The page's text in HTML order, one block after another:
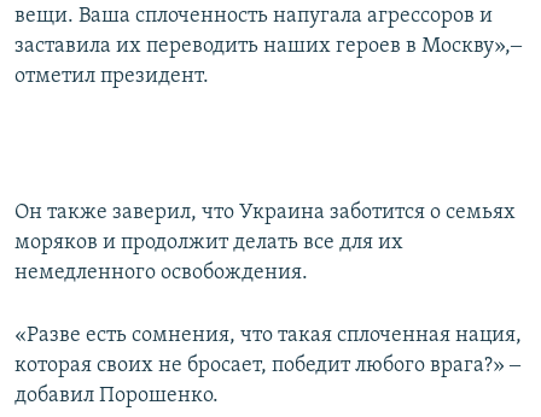
вещи. Ваша сплоченность напугала агрессоров и
заставила их переводить наших героев в Москву»,‒
отметил президент.
Он также заверил, что Украина заботится о семьях
моряков и продолжит делать все для их
немедленного освобождения.
«Разве есть сомнения, что такая сплоченная нация,
которая своих не бросает, победит любого врага?» ‒
добавил Порошенко.